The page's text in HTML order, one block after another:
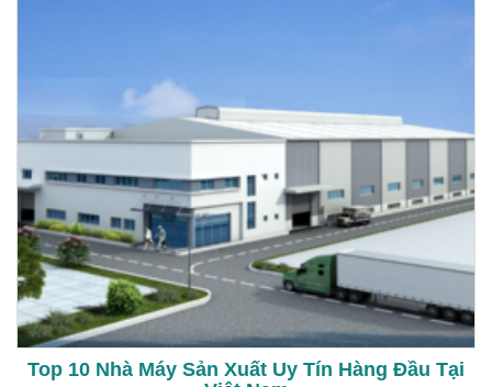
Top 10 Nhà Máy Sản Xuất Uy Tín Hàng Đầu Tại